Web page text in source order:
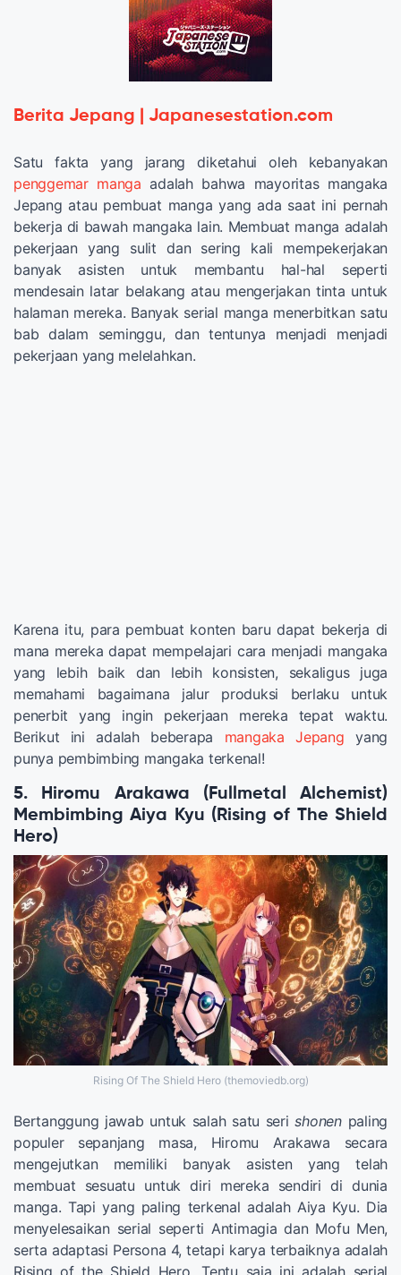
Berita Jepang | Japanesestation.com
Satu fakta yang jarang diketahui oleh kebanyakan
penggemar manga adalah bahwa mayoritas mangaka
Jepang atau pembuat manga yang ada saat ini pernah
bekerja di bawah mangaka lain. Membuat manga adalah
pekerjaan yang sulit dan sering kali mempekerjakan
banyak asisten untuk membantu hal-hal seperti
mendesain latar belakang atau mengerjakan tinta untuk
halaman mereka. Banyak serial manga menerbitkan satu
bab dalam seminggu, dan tentunya menjadi menjadi
pekerjaan yang melelahkan.
Karena itu, para pembuat konten baru dapat bekerja di
mana mereka dapat mempelajari cara menjadi mangaka
yang lebih baik dan lebih konsisten, sekaligus juga
memahami bagaimana jalur produksi berlaku untuk
penerbit yang ingin pekerjaan mereka tepat waktu.
Berikut ini adalah beberapa mangaka Jepang yang
punya pembimbing mangaka terkenal!
5. Hiromu Arakawa (Fullmetal Alchemist)
Membimbing Aiya Kyu (Rising of The Shield
Hero)
Rising Of The Shield Hero (themoviedb.org)
Bertanggung jawab untuk salah satu serishonenpaling
populer sepanjang masa, Hiromu Arakawa secara
mengejutkan memiliki banyak asisten yang telah
membuat sesuatu untuk diri mereka sendiri di dunia
manga. Tapi yang paling terkenal adalah Aiya Kyu. Dia
menyelesaikan serial seperti Antimagia dan Mofu Men,
serta adaptasi Persona 4, tetapi karya terbaiknya adalah